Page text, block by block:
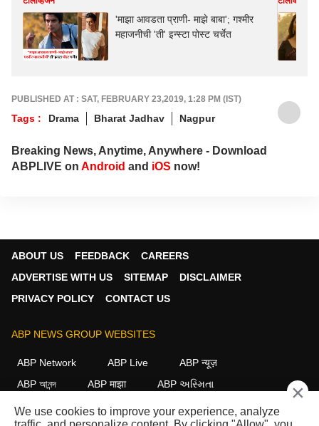
'माझा आवडता प्राणी- माझे बाबा'; गश्मीर
महाजनीची 'ती' इन्स्टा पोस्ट चर्चेत
PUBLISHED AT : SAT, FEBRUARY 23,2019, 1:28 PM (IST)
Tags : Drama Bharat Jadhav Nagpur
Breaking News, Anytime, Anywhere - Download
ABPLIVE on Android and iOS now!
ABOUT US FEEDBACK
CAREERS
ADVERTISE WITH US
SITEMAP
DISCLAIMER
PRIVACY POLICY
CONTACT US
ABP NEWS GROUP WEBSITES
ABP Network ABP Live
ABP न्यूज़
ABP আনন্দ
ABP माझा
ABP અસ્મિતા
ABP Ganga
ABP ਸਾਂਝਾ ABP நாடு ABP దేశం ×
We use cookies to improve your experience, analyze